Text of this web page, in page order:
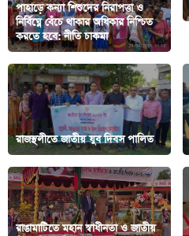
পাহাড়ে কন্যা শিশুদের নিরাপত্তা ও
নির্বিঘ্নে বেঁচে থাকার অধিকার নিশ্চিত
করতে হবে: নীতি চাকমা
রাজস্থলীতে জাতীয় যুব দিবস পালিত
রাঙামাটিতে মহান স্বাধীনতা ও জাতীয়